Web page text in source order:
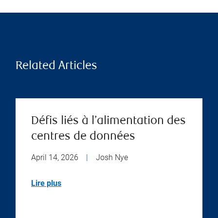
Related Articles
Défis liés à l’alimentation des
centres de données
April 14, 2026 | Josh Nye
Lire plus